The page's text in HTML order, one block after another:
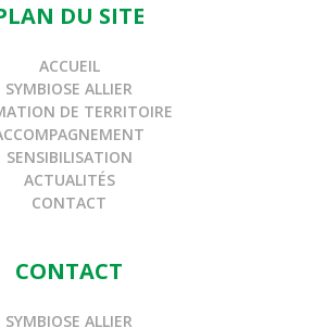
DU SITE
ACCUEIL
SYMBIOSE ALLIER
DE TERRITOIRE
SENSIBILISATION
ACTUALITÉS
CONTACT
CONTACT
SYMBIOSE ALLIER